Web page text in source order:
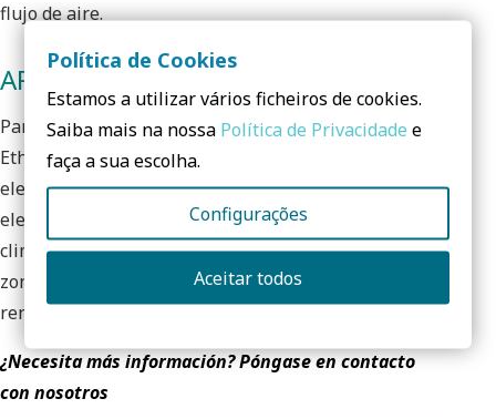
flujo de aire.
APLICACIONES
Panasonic ha diseñado meticulosamente un nuevo
Etherea para conseguir una solución sofisticada y
elegante que combine con cualquier interior. Su
elegante diseño monolítico es robusto y permite una
climatización de alto rendimiento, con una amplia
zona de descarga de aire para optimizar el
rendimiento.
¿Necesita más información? Póngase en contacto
con nosotros
Política de Cookies
Estamos a utilizar vários ficheiros de cookies.
Saiba mais na nossa Política de Privacidade e
faça a sua escolha.
Configurações
Aceitar todos